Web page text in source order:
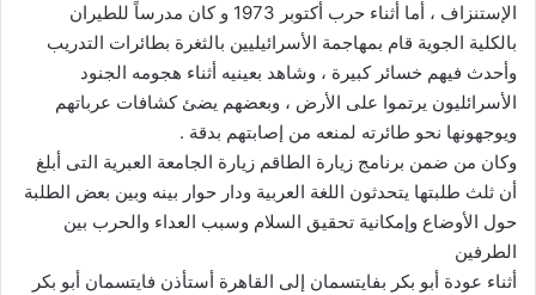
الإستنزاف ، أما أثناء حرب أكتوبر 1973 و كان مدرساً للطيران
بالكلية الجوية قام بمهاجمة الأسرائيليين بالثغرة بطائرات التدريب
وأحدث فيهم خسائر كبيرة ، وشاهد بعينيه أثناء هجومه الجنود
الأسرائليون يرتموا على الأرض ، وبعضهم يضئ كشافات عرباتهم
ويوجهونها نحو طائرته لمنعه من إصابتهم بدقة .
وكان من ضمن برنامج زيارة الطاقم زيارة الجامعة العبرية التى أبلغ
أن ثلث طلبتها يتحدثون اللغة العربية ودار حوار بينه وبين بعض الطلبة
حول الأوضاع وإمكانية تحقيق السلام وسبب العداء والحرب بين
الطرفين
أثناء عودة أبو بكر بفايتسمان إلى القاهرة أستأذن فايتسمان أبو بكر